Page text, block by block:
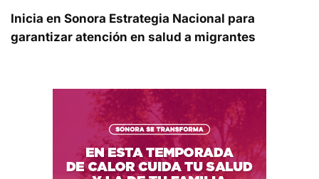
Inicia en Sonora Estrategia Nacional para
garantizar atención en salud a migrantes